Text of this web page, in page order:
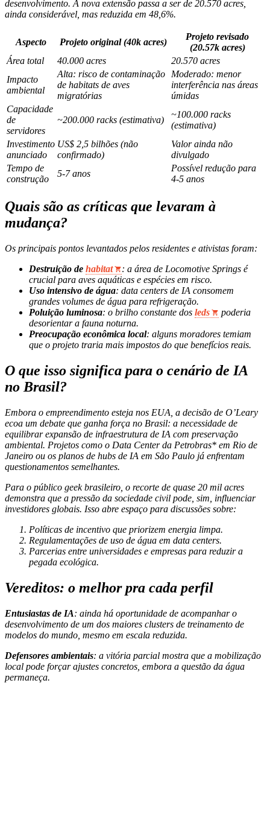
desenvolvimento. A nova extensão passa a ser de 20.570 acres,
ainda considerável, mas reduzida em 48,6%.
Aspecto Projeto original (40k acres)
Projeto revisado
(20.57k acres)
Área total
40.000 acres
20.570 acres
Impacto
ambiental
Alta: risco de contaminação
de habitats de aves
migratórias
Moderado: menor
interferência nas áreas
úmidas
Capacidade
de
servidores
~200.000 racks (estimativa)
~100.000 racks
(estimativa)
Investimento
anunciado
US$ 2,5 bilhões (não
confirmado)
Valor ainda não
divulgado
Tempo de
construção
5‑7 anos
Possível redução para
4‑5 anos
Quais são as críticas que levaram à
mudança?
Os principais pontos levantados pelos residentes e ativistas foram:
Destruição de habitat
: a área de Locomotive Springs é
crucial para aves aquáticas e espécies em risco.
Uso intensivo de água: data centers de IA consomem
grandes volumes de água para refrigeração.
Poluição luminosa: o brilho constante dos leds
poderia
desorientar a fauna noturna.
Preocupação econômica local: alguns moradores temiam
que o projeto traria mais impostos do que benefícios reais.
O que isso significa para o cenário de IA
no Brasil?
Embora o empreendimento esteja nos EUA, a decisão de O’Leary
ecoa um debate que ganha força no Brasil: a necessidade de
equilibrar expansão de infraestrutura de IA com preservação
ambiental. Projetos como o Data Center da Petrobras* em Rio de
Janeiro ou os planos de hubs de IA em São Paulo já enfrentam
questionamentos semelhantes.
Para o público geek brasileiro, o recorte de quase 20 mil acres
demonstra que a pressão da sociedade civil pode, sim, influenciar
investidores globais. Isso abre espaço para discussões sobre:
Políticas de incentivo que priorizem energia limpa.
Regulamentações de uso de água em data centers.
Parcerias entre universidades e empresas para reduzir a
pegada ecológica.
Vereditos: o melhor pra cada perfil
Entusiastas de IA: ainda há oportunidade de acompanhar o
desenvolvimento de um dos maiores clusters de treinamento de
modelos do mundo, mesmo em escala reduzida.
Defensores ambientais: a vitória parcial mostra que a mobilização
local pode forçar ajustes concretos, embora a questão da água
permaneça.